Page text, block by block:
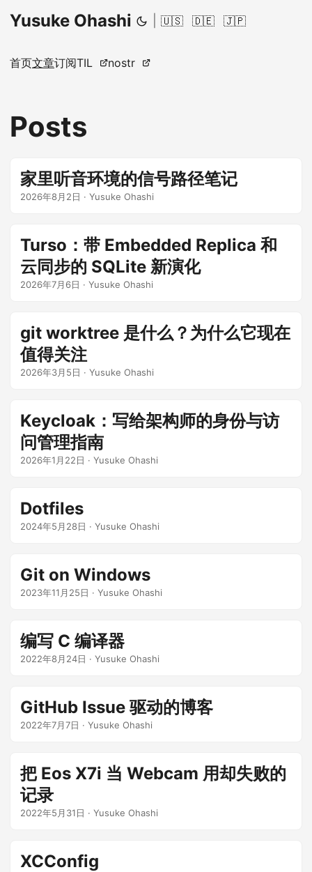
Yusuke Ohashi 🇺🇸 🇩🇪 🇯🇵
首页文章订阅TIL nostr
Posts
家里听音环境的信号路径笔记
2026年8月2日 · Yusuke Ohashi
Turso：带 Embedded Replica 和
云同步的 SQLite 新演化
2026年7月6日 · Yusuke Ohashi
git worktree 是什么？为什么它现在
值得关注
2026年3月5日 · Yusuke Ohashi
Keycloak：写给架构师的身份与访
问管理指南
2026年1月22日 · Yusuke Ohashi
Dotfiles
2024年5月28日 · Yusuke Ohashi
Git on Windows
2023年11月25日 · Yusuke Ohashi
编写 C 编译器
2022年8月24日 · Yusuke Ohashi
GitHub Issue 驱动的博客
2022年7月7日 · Yusuke Ohashi
把 Eos X7i 当 Webcam 用却失败的
记录
2022年5月31日 · Yusuke Ohashi
XCConfig